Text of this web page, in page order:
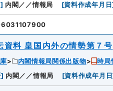
] 内閣／／情報局 [資料作成年月日
資料 皇国内外の情勢第７号
内閣情報局関係出版物
時局
] 内閣／／情報局 [資料作成年月日